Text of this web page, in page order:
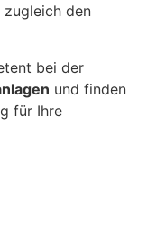
zugleich den
bei der
und finden
für Ihre